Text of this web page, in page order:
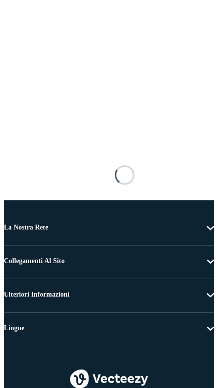
La Nostra Rete
Collegamenti Al Sito
Ulteriori Informazioni
Lingue